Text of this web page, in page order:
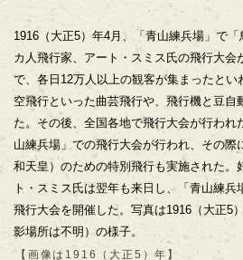
1916（大正5）年4月、「青山練兵場」で
カ人飛行家、アート・スミス氏の飛行大会
で、各日12万人以上の観客が集まったと
空飛行といった曲芸飛行や、飛行機と豆自
た。その後、全国各地で飛行大会が行われ
山練兵場」での飛行大会が行われ、その際
和天皇）のための特別飛行も実施された。
ト・スミス氏は翌年も来日し、「青山練
飛行大会を開催した。写真は1916（大正5
影場所は不明）の様子。
【画像は1916（大正5）年】